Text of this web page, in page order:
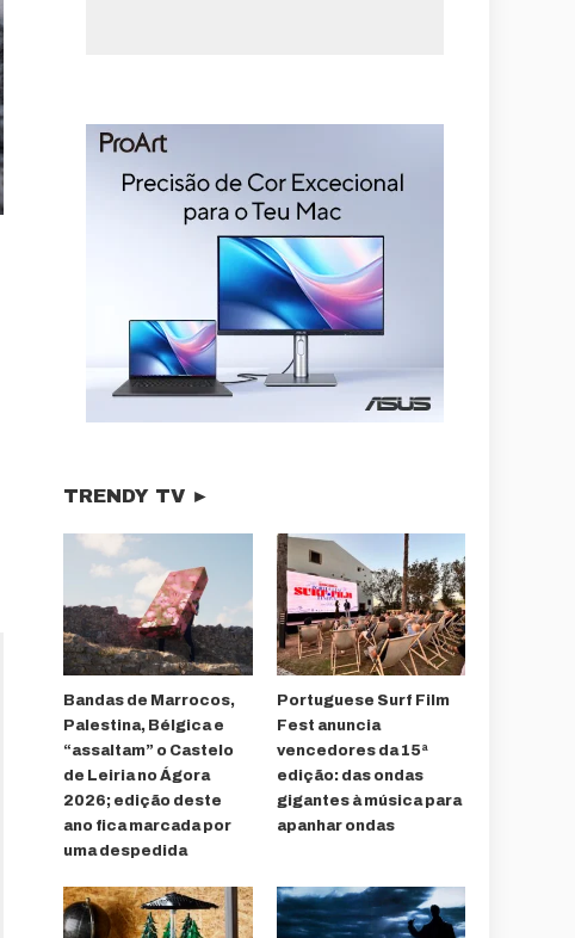
TRENDY TV ►
Bandas de Marrocos,
Palestina, Bélgica e
“assaltam” o Castelo
de Leiria no Ágora
2026; edição deste
ano fica marcada por
uma despedida
Portuguese Surf Film
Fest anuncia
vencedores da 15ª
edição: das ondas
gigantes à música para
apanhar ondas